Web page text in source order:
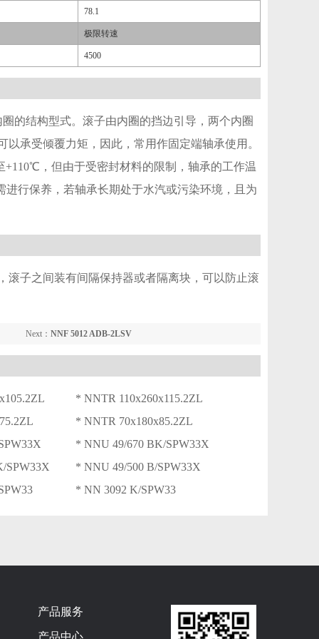
78.1
极限转速
4500
的结构型式。滚子由内圈的挡边引导，两个内圈
承受倾覆力矩，因此，常用作固定端轴承使用。
，但由于受密封材料的限制，轴承的工作温
行保养，若轴承长期处于水汽或污染环境，且为
滚子之间装有间隔保持器或者隔离块，可以防止滚
Next： NNF 5012 ADB-2LSV
* NNTR 110x260x115.2ZL
* NNTR 70x180x85.2ZL
* NNU 49/670 BK/SPW33X
SPW33X
* NNU 49/500 B/SPW33X
* NN 3092 K/SPW33
产品服务
产品中心